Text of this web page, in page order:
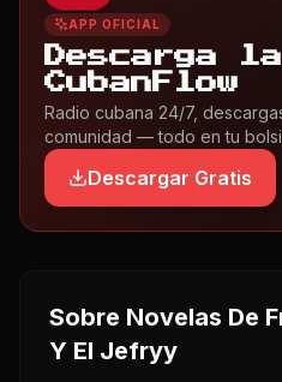
APP OFICIAL
Descarga
CubanFlow
Radio cubana 24/7,
comunidad — todo en tu
Descargar Gratis
Sobre Novelas De
Y El Jefryy